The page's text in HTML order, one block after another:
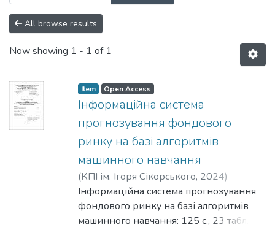
All browse results
Now showing 1 - 1 of 1
Item Open Access
Інформаційна система
прогнозування фондового
ринку на базі алгоритмів
машинного навчання
(КПІ ім. Ігоря Сікорського, 2024)
Авраменко, Єлизавета Олексіївна;
Онищенко, Вікторія Валеріївна
Інформаційна система прогнозування
фондового ринку на базі алгоритмів
машинного навчання: 125 с., 23 табл., 32